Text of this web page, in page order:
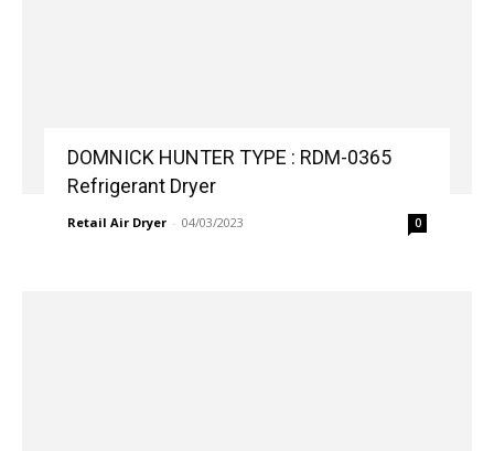
DOMNICK HUNTER TYPE : RDM-0365
Refrigerant Dryer
Retail Air Dryer - 04/03/2023 0